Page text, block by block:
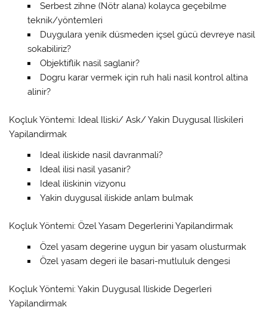
Serbest zihne (Nötr alana) kolayca geçebilme
teknik/yöntemleri
Duygulara yenik düsmeden içsel gücü devreye nasil
sokabiliriz?
Objektiflik nasil saglanir?
Dogru karar vermek için ruh hali nasil kontrol altina
alinir?
Koçluk Yöntemi: Ideal Iliski/ Ask/ Yakin Duygusal Iliskileri
Yapilandirmak
Ideal iliskide nasil davranmali?
Ideal ilisi nasil yasanir?
Ideal iliskinin vizyonu
Yakin duygusal iliskide anlam bulmak
Koçluk Yöntemi: Özel Yasam Degerlerini Yapilandirmak
Özel yasam degerine uygun bir yasam olusturmak
Özel yasam degeri ile basari-mutluluk dengesi
Koçluk Yöntemi: Yakin Duygusal Iliskide Degerleri
Yapilandirmak